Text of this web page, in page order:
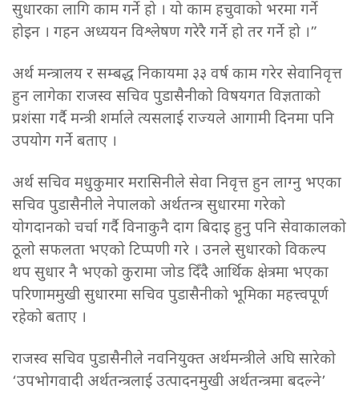
सुधारका लागि काम गर्ने हो । यो काम हचुवाको भरमा गर्ने
होइन । गहन अध्ययन विश्लेषण गरेरै गर्ने हो तर गर्ने हो ।”
अर्थ मन्त्रालय र सम्बद्ध निकायमा ३३ वर्ष काम गरेर सेवानिवृत्त
हुन लागेका राजस्व सचिव पुडासैनीको विषयगत विज्ञताको
प्रशंसा गर्दै मन्त्री शर्माले त्यसलाई राज्यले आगामी दिनमा पनि
उपयोग गर्ने बताए ।
अर्थ सचिव मधुकुमार मरासिनीले सेवा निवृत्त हुन लाग्नु भएका
सचिव पुडासैनीले नेपालको अर्थतन्त्र सुधारमा गरेको
योगदानको चर्चा गर्दै विनाकुनै दाग बिदाइ हुनु पनि सेवाकालको
ठूलो सफलता भएको टिप्पणी गरे । उनले सुधारको विकल्प
थप सुधार नै भएको कुरामा जोड दिँदै आर्थिक क्षेत्रमा भएका
परिणाममुखी सुधारमा सचिव पुडासैनीको भूमिका महत्त्वपूर्ण
रहेको बताए ।
राजस्व सचिव पुडासैनीले नवनियुक्त अर्थमन्त्रीले अघि सारेको
‘उपभोगवादी अर्थतन्त्रलाई उत्पादनमुखी अर्थतन्त्रमा बदल्ने’